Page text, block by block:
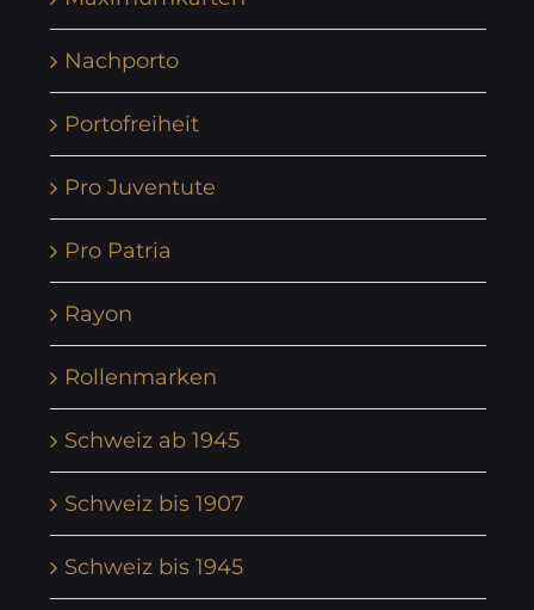
Nachporto
Portofreiheit
Pro Juventute
Pro Patria
Rayon
Rollenmarken
Schweiz ab 1945
Schweiz bis 1907
Schweiz bis 1945